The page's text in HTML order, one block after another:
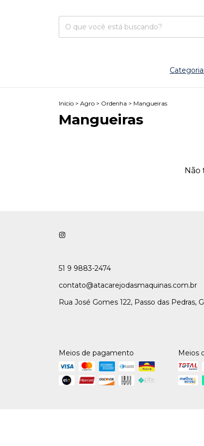
Início > Agro > Ordenha > Mangueiras
Mangueiras
Não
51 9 9883-2474
contato@atacarejodasmaquinas.com.br
Rua José Gomes 122, Passo das Pedras,
Meios de pagamento Meios